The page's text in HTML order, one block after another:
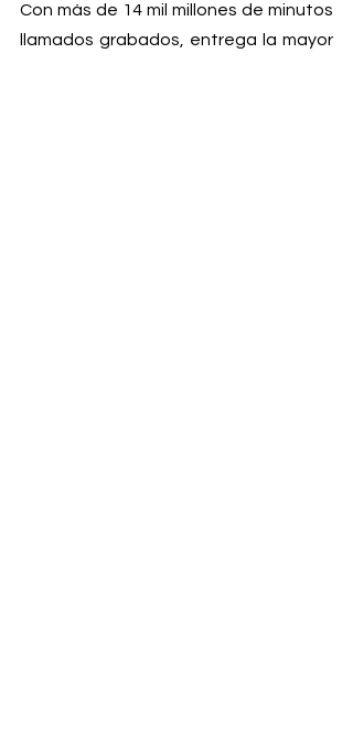
Con más de 14 mil millones de minutos
llamados grabados, entrega la mayor